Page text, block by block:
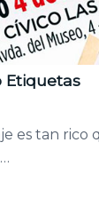
Etiquetas
es tan rico